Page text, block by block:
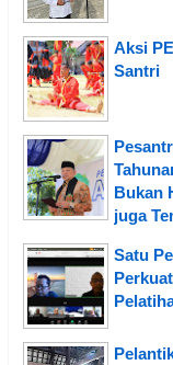
Aksi
Santri
Bukan
juga
Satu